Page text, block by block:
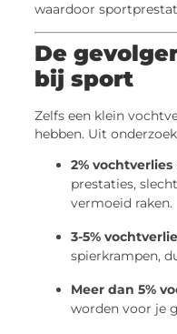
waardoor
De
bij sport
Zelfs een klein
hebben. Uit
2% vochtverlies
prestaties,
vermoeid raken.
3-5%
spierkrampen,
Meer dan 5%
worden voor je